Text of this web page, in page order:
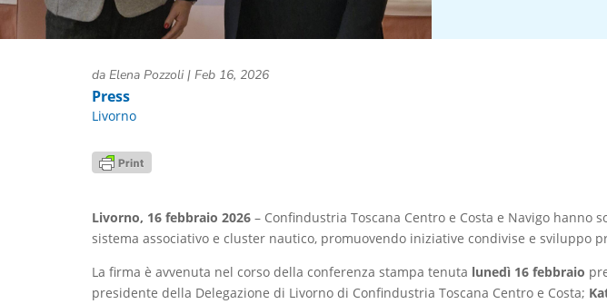
da Elena Pozzoli| Feb 16, 2026
Press
Livorno
Livorno, 16 febbraio 2026– Confindustria Toscana Centro e Costa e Navigo hanno
sistema associativo e cluster nautico, promuovendo iniziative condivise e sviluppo
La firma è avvenuta nel corso della conferenza stampa tenuta lunedì 16 febbraio
presidente della Delegazione di Livorno di Confindustria Toscana Centro e Costa;